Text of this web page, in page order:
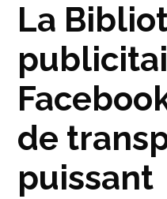
La
de
puissant